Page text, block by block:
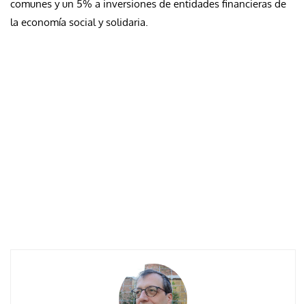
comunes y un 5% a inversiones de entidades financieras de
la economía social y solidaria.